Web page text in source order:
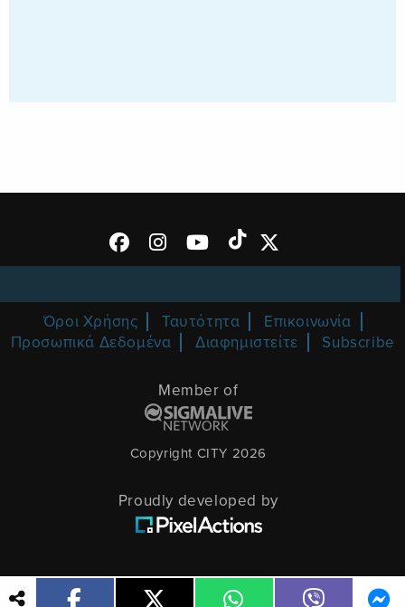
Όροι Χρήσης Ταυτότητα
Επικοινωνία
Προσωπικά Δεδομένα
Διαφημιστείτε Subscribe
Member of
Copyright CITY 2026
Proudly developed by